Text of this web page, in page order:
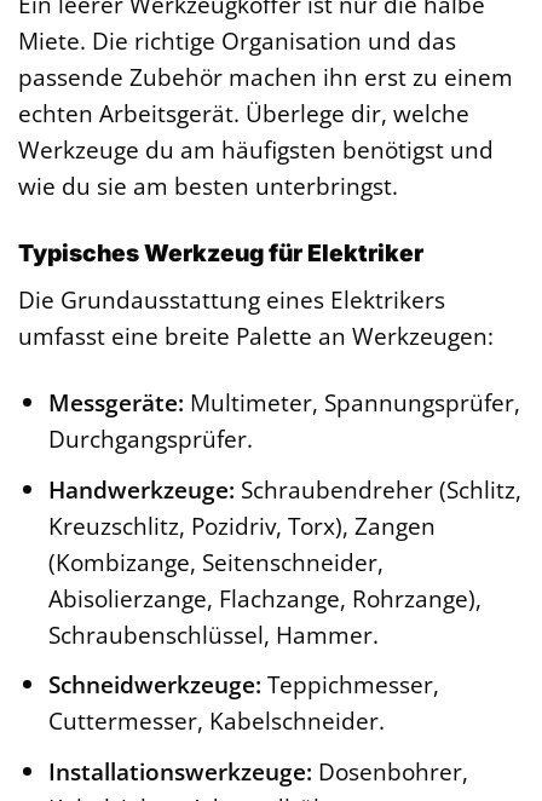
Miete. Die richtige Organisation und das
passende Zubehör machen ihn erst zu einem
echten Arbeitsgerät. Überlege dir, welche
Werkzeuge du am häufigsten benötigst und
wie du sie am besten unterbringst.
Typisches Werkzeug für Elektriker
Die Grundausstattung eines Elektrikers
umfasst eine breite Palette an Werkzeugen:
Messgeräte: Multimeter, Spannungsprüfer,
Durchgangsprüfer.
Handwerkzeuge: Schraubendreher (Schlitz,
Kreuzschlitz, Pozidriv, Torx), Zangen
(Kombizange, Seitenschneider,
Abisolierzange, Flachzange, Rohrzange),
Schraubenschlüssel, Hammer.
Schneidwerkzeuge: Teppichmesser,
Cuttermesser, Kabelschneider.
Installationswerkzeuge: Dosenbohrer,